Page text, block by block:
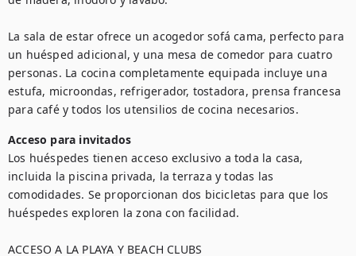
La sala de estar ofrece un acogedor sofá cama, perfecto para
un huésped adicional, y una mesa de comedor para cuatro
personas. La cocina completamente equipada incluye una
estufa, microondas, refrigerador, tostadora, prensa francesa
para café y todos los utensilios de cocina necesarios.
Acceso para invitados
Los huéspedes tienen acceso exclusivo a toda la casa,
incluida la piscina privada, la terraza y todas las
comodidades. Se proporcionan dos bicicletas para que los
huéspedes exploren la zona con facilidad.
ACCESO A LA PLAYA Y BEACH CLUBS